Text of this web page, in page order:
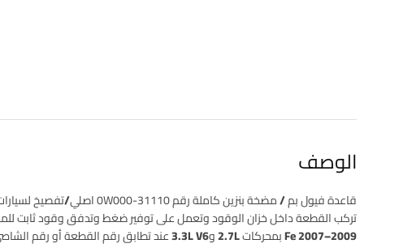
الوصف
قاعدة فيول بم / مضخة بنزين كاملةرقم 31110-0W000 اصلي/تفصيخ
تركب القطعة داخل خزان الوقود وتعمل على توفير ضغط وتدفق وقود ثابت
Fe 2007–2009 بمحركات 2.7L و3.3L V6
عند تطابق رقم القطعة أو رقم